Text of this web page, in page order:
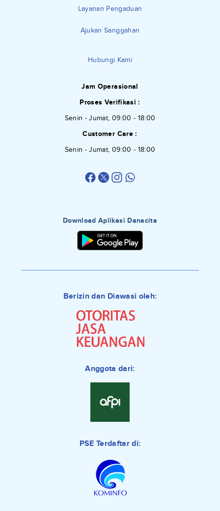
Layanan Pengaduan
Ajukan Sanggahan
Hubungi Kami
Jam Operasional
Proses Verifikasi :
Senin - Jumat, 09:00 - 18:00
Customer Care :
Senin - Jumat, 09:00 - 18:00
Download Aplikasi Danacita
Berizin dan Diawasi oleh:
Anggota dari:
PSE Terdaftar di: